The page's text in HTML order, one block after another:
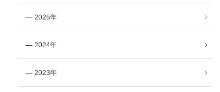
― 2025年
― 2024年
― 2023年